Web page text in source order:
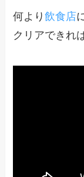
何より飲食店
クリアできれ